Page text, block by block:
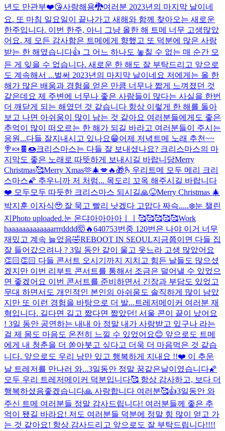
년도 만관부❤️😘사랑해용🐉여러분 2023년의 마지막 날이네
요. 또 마침 일요일이 끝나가고 새해와 함께 찾아오는 새로운
한주입니다. 이번 한주, 아니 그냥 올한 해 트메 너무 고생많았
어요. 제 모든 감사함은 트메에게 향했고 또 덕분에 많은 사랑
받는 한 해였습니다👍 그 어느 하나도 놓칠 수 없는 매 순간 모
든 게 잊을 수 없습니다. 새로운 한 해도 잘 부탁드리고 앞으로
도 계속해서 ...벌써 2023년의 마지막 날이네요 저에게는 올 한
해가 많은 배움과 경험을 얻은 만큼 너무나 짧게 느껴졌던 것
같은데요 제 주변에 너무나 좋은 사람들이 많다는 사실을 한번
더 깨닫게 되는 해였던 것 같습니다 항상 이렇게 한 해를 돌아
보고 나면 아쉬움이 많이 남는 것 같아요 여러분들에게도 좋은
추억이 많이 떠오르는 한 해가 되길 바라고 여러분들이 주시는
응원...다들 잘지내시고 있나요😁어제 저녁 트메 노래 추천~~
🍭🍬🍫🍩크리스마스는 다들 잘 보내셨나요? 크리스마스의 마
지막도 좋은 노래로 따뜻하게 보내시길 바랍니당Merry
Christmas🥰Merry Xmas🫶🎄💋🔥🎁🫰 우리트메 모두 메리 크리
스마스🌠 추우니까 저 처럼... 목도리 꼬옥 해주시길 바랍니다
❤️ 모두모두 따듯한 크리스마스 되시길🙏😝Merry Christmas 🎄
박지훈 이자식🥹 잘 묵고 빨리 낫겠다 고맙다 짜슥.....❄️눈 챌린
지 Photo uploaded.눈 온댜아아아아ㅣㅣ🥰🥰🥰🥰🥰Work
haaaaaaaaaaaaarrrdddd🤯🔥640753번중 120번은 나야 이거 너무
재밌고 계속 늘었음🤣REBOOT IN SEOUL지금쯤이면 다들 집
잘 들어갔으려나 ? 3일 동안 같이 울고 웃느라 고생 많았어요
👏🏻👏🏻 다들 콘서트 오시기까지 지치고 힘든 날들도 많으셨
겠지만 이번 리부트 콘서트를 통해서 조금은 덜어낼 수 있었으
면 좋겠어요 이번 콘서트를 준비하면서 긴장과 부담도 있었고
무대 하면서도 개인적인 본인의 아쉬움도 솔직하게 많이 남았
지만 또 이런 경험을 바탕으로 더 발... 트레저메이커 여러분 재
혁입니다. 길다면 길고 짧다면 짧았던! 서울 콘이 끝이 났어요
! 3일 동안 공연하는 내내 아 정말 내가 사랑받고 있구나 라는
걸 제 몸도 마음도 온전히 느낄 수 있었어요😊 앞으로도 트메
에게 내 청춘을 더 쏟아붓고 싶다고 더욱 더 마음먹은 것 같습
니다. 앞으로도 우리 낭만 있고 행복하게 지내요 !!❤️ 이 추운
날 트레저를 만나러 와...3일동안 정말 꿈같은날이였습니다🌠
모두 우리 트레저메이커 덕분입니다🥰 항상 감사하고, 보다 더
행복하셨음좋겠습니다🙏 사랑합니다 여러분🥰👍3일동안 와
주신 트메 여러분들 정말 감사드립니다! 여러분들께 좋은 추
억이 됐길 바라요! 저도 여러분들 덕분에 정말 힘 많이 얻고 가
는 것 같아요! 항상 감사드리고 앞으로도 잘 부탁드립니다!!!!